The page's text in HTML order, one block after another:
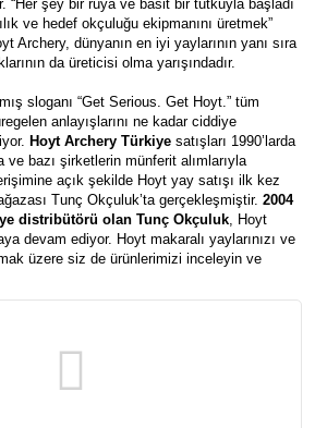
“Her şey bir rüya ve basit bir tutkuyla başladı
ve hedef okçuluğu ekipmanını üretmek”
Archery, dünyanın en iyi yaylarının yanı sıra
da üreticisi olma yarışındadır.
sloganı “Get Serious. Get Hoyt.” tüm
anlayışlarını ne kadar ciddiye
Hoyt Archery Türkiye satışları 1990’larda
bazı şirketlerin münferit alımlarıyla
açık şekilde Hoyt yay satışı ilk kez
Tunç Okçuluk’ta gerçekleşmiştir. 2004
distribütörü olan Tunç Okçuluk, Hoyt
devam ediyor. Hoyt makaralı yaylarınızı ve
üzere siz de ürünlerimizi inceleyin ve